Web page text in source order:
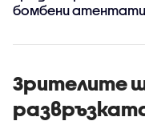
бомбени атентати
Зрителите